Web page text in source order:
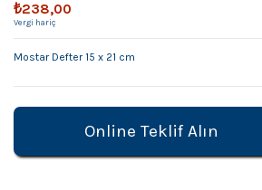
₺238,00
Vergi hariç
Mostar Defter 15 x 21 cm
Online Teklif Alın